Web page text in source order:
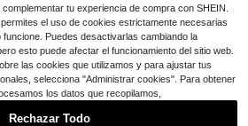
tu experiencia de compra con SHEIN.
el uso de cookies estrictamente necesarias
Puedes desactivarlas cambiando la
esto puede afectar el funcionamiento del sitio web.
las cookies que utilizamos y para ajustar tus
selecciona "Administrar cookies". Para obtener
los datos que recopilamos,
Rechazar Todo